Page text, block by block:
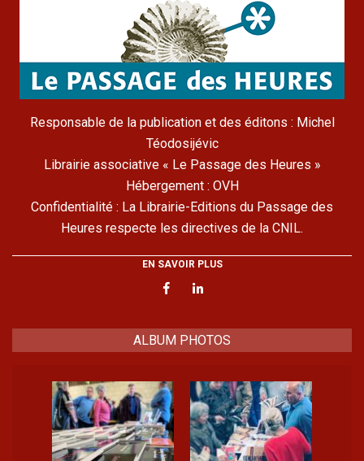
Responsable de la publication et des éditons : Michel
Téodosijévic
Librairie associative « Le Passage des Heures »
Hébergement : OVH
Confidentialité : La Librairie-Editions du Passage des
Heures respecte les directives de la CNIL.
EN SAVOIR PLUS
ALBUM PHOTOS